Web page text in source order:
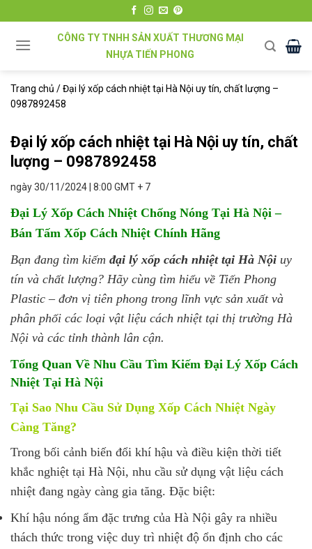
đến
CÔNG TY TNHH SẢN XUẤT THƯƠNG MẠI
NHỰA TIẾN PHONG
Trang chủ /Đại lý xốp cách nhiệt tại Hà Nội uy tín, chất lượng –
0987892458
Đại lý xốp cách nhiệt tại Hà Nội uy tín, chất
lượng – 0987892458
ngày 30/11/2024 | 8:00 GMT + 7
Đại Lý Xốp Cách Nhiệt Chống Nóng Tại Hà Nội –
Bán Tấm Xốp Cách Nhiệt Chính Hãng
Bạn đang tìm kiếm đại lý xốp cách nhiệt tại Hà Nội uy
tín và chất lượng? Hãy cùng tìm hiểu về Tiến Phong
Plastic – đơn vị tiên phong trong lĩnh vực sản xuất và
phân phối các loại vật liệu cách nhiệt tại thị trường Hà
Nội và các tỉnh thành lân cận.
Tổng Quan Về Nhu Cầu Tìm Kiếm Đại Lý Xốp Cách
Nhiệt Tại Hà Nội
Tại Sao Nhu Cầu Sử Dụng Xốp Cách Nhiệt Ngày
Càng Tăng?
Trong bối cảnh biến đổi khí hậu và điều kiện thời tiết
khắc nghiệt tại Hà Nội, nhu cầu sử dụng vật liệu cách
nhiệt đang ngày càng gia tăng. Đặc biệt:
Khí hậu nóng ẩm đặc trưng của Hà Nội gây ra nhiều
thách thức trong việc duy trì nhiệt độ ổn định cho các